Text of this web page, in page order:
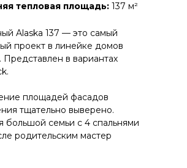
Alaska 137 — это самый
проект в линейке домов
Представлен в вариантах
площадей фасадов
тщательно выверено.
большой семьи с 4 спальнями
родительским мастер
тепловая площадь: 137 м²